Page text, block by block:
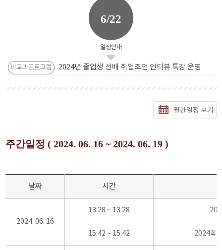
6/22
일정안내
비교과프로그램 2024년 졸업생 선배 취업조언 인터뷰 특강 운영
월간일정 보기
주간일정 ( 2024. 06. 16 ~ 2024. 06. 19 )
날짜 시간
2024. 06. 16
13:28 ~ 13:28
15:42 ~ 15:42 2024학